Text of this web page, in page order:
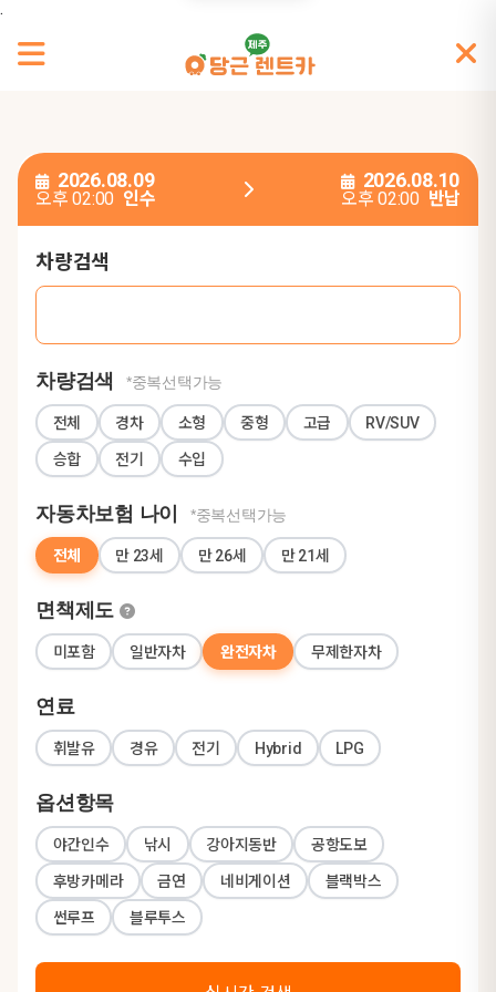
.
2026.08.09
오후 02:00 인수
2026.08.10
오후 02:00 반납
차량검색
차량검색 *중복선택가능
전체 경차 소형 중형 고급 RV/SUV
승합 전기 수입
자동차보험 나이 *중복선택가능
전체 만 23세 만 26세 만 21세
면책제도
미포함 일반자차 완전자차 무제한자차
연료
휘발유 경유 전기 Hybrid LPG
옵션항목
야간인수 낚시 강아지동반 공항도보
후방카메라 금연 네비게이션 블랙박스
썬루프 블루투스